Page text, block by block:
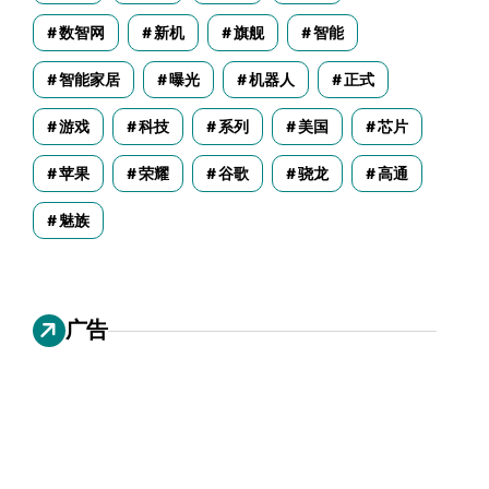
数智网 新机 旗舰 智能
智能家居 曝光 机器人 正式
游戏 科技 系列 美国 芯片
苹果 荣耀 谷歌 骁龙 高通
魅族
广告